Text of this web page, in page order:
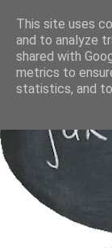
This site uses
and to analyze
shared with
metrics to
statistics, and